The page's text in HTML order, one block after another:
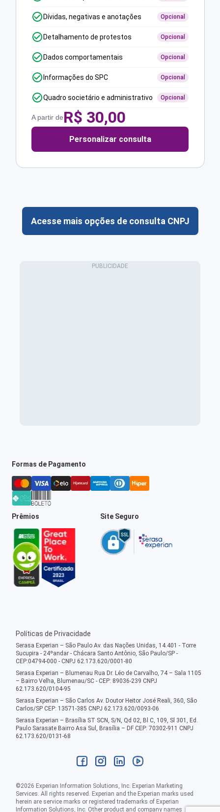
Dívidas, negativas e anotações Opcional
Detalhamento de protestos Opcional
Dados comportamentais Opcional
Informações do SPC Opcional
Quadro societário e administrativo Opcional
A partir deR$ 30,00
Personalizar consulta
Acesse mais opções de consulta CNPJ
Formas de Pagamento
Prêmios Site Seguro
Políticas de Privacidade
Serasa Experian – São Paulo Av. das Nações Unidas, 14.401 - Torre
Sucupira - 24ºandar - Chácara Santo Antônio, São Paulo/SP -
CEP:04794-000 - CNPJ 62.173.620/0001-80
Serasa Experian – Blumenau Rua Dr. Léo de Carvalho, 74 – Sala 1105
– Bairro Velha, Blumenau/SC - CEP: 89036-239 CNPJ
62.173.620/0104-95
Serasa Experian – São Carlos Av. Doutor Heitor José Reali, 360, São
Carlos/SP CEP: 13571-385 CNPJ 62.173.620/0093-06
Serasa Experian – Brasília ST SCN, S/N, Qd 02, Bl C, 109, Sl 301, Ed.
Paulo Sarasate Bairro Asa Sul, Brasília – DF CEP: 70302-911 CNPJ
62.173.620/0131-68
©2026 Experian Information Solutions, Inc. Experian Marketing
Services. All rights reserved. Experian and the Experian marks used
herein are service marks or registered trademarks of Experian
Information Solutions, Inc. Other product and company names